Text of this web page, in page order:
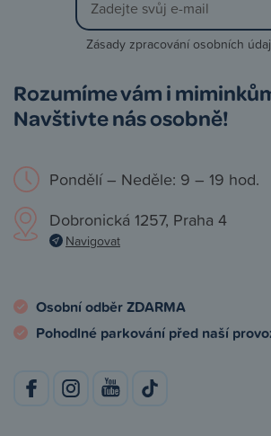
Zásady zpracování osobních
Rozumíme vám i
Navštivte nás osobně!
Pondělí – Neděle: 9 – 19 hod.
Dobronická 1257, Praha 4
Navigovat
Osobní odběr ZDARMA
Pohodlné parkování před naší